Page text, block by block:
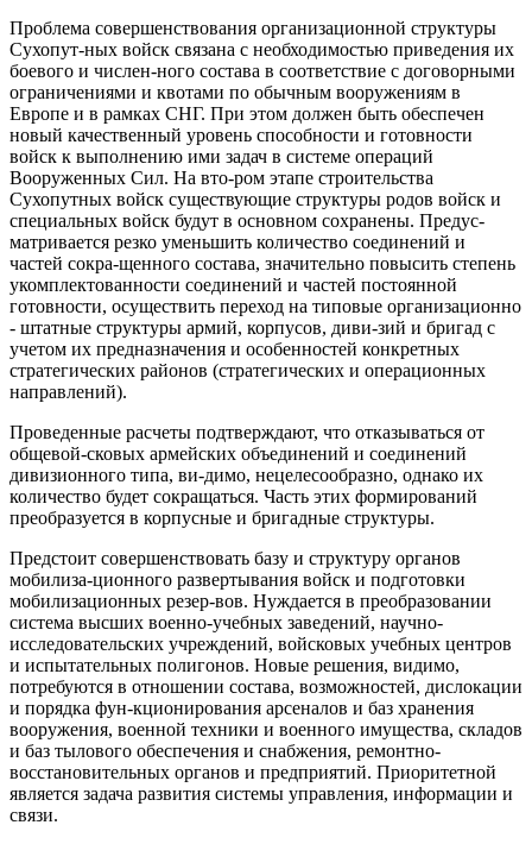
Проблема совершенствования организационной структуры
Сухопут-ных войск связана с необходимостью приведения их
боевого и числен-ного состава в соответствие с договорными
ограничениями и квотами по обычным вооружениям в
Европе и в рамках СНГ. При этом должен быть обеспечен
новый качественный уровень способности и готовности
войск к выполнению ими задач в системе операций
Вооруженных Сил. На вто-ром этапе строительства
Сухопутных войск существующие структуры родов войск и
специальных войск будут в основном сохранены. Предус-
матривается резко уменьшить количество соединений и
частей сокра-щенного состава, значительно повысить степень
укомплектованности соединений и частей постоянной
готовности, осуществить переход на типовые организационно
- штатные структуры армий, корпусов, диви-зий и бригад с
учетом их предназначения и особенностей конкретных
стратегических районов (стратегических и операционных
направлений).
Проведенные расчеты подтверждают, что отказываться от
общевой-сковых армейских объединений и соединений
дивизионного типа, ви-димо, нецелесообразно, однако их
количество будет сокращаться. Часть этих формирований
преобразуется в корпусные и бригадные структуры.
Предстоит совершенствовать базу и структуру органов
мобилиза-ционного развертывания войск и подготовки
мобилизационных резер-вов. Нуждается в преобразовании
система высших военно-учебных заведений, научно-
исследовательских учреждений, войсковых учебных центров
и испытательных полигонов. Новые решения, видимо,
потребуются в отношении состава, возможностей, дислокации
и порядка фун-кционирования арсеналов и баз хранения
вооружения, военной техники и военного имущества, складов
и баз тылового обеспечения и снабжения, ремонтно-
восстановительных органов и предприятий. Приоритетной
является задача развития системы управления, информации и
связи.